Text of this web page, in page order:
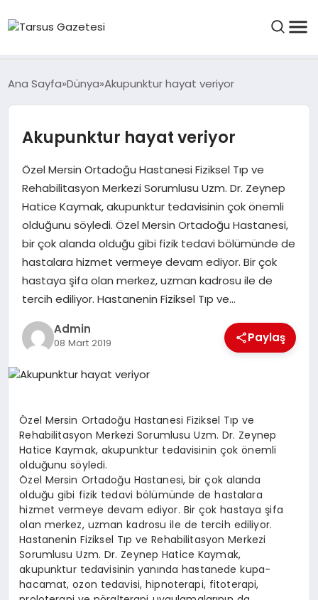
GENEL
ASAYIŞ
DÜNYA
SIYASET
EKONOMI
MERSIN
EĞITIM
İLETIŞIM
Ana Sayfa Dünya Akupunktur hayat veriyor
Akupunktur hayat veriyor
Özel Mersin Ortadoğu Hastanesi Fiziksel Tıp ve
Rehabilitasyon Merkezi Sorumlusu Uzm. Dr. Zeynep
Hatice Kaymak, akupunktur tedavisinin çok önemli
olduğunu söyledi. Özel Mersin Ortadoğu Hastanesi,
bir çok alanda olduğu gibi fizik tedavi bölümünde de
hastalara hizmet vermeye devam ediyor. Bir çok
hastaya şifa olan merkez, uzman kadrosu ile de
tercih ediliyor. Hastanenin Fiziksel Tıp ve…
Admin
08 Mart 2019 Paylaş
Özel Mersin Ortadoğu Hastanesi Fiziksel Tıp ve
Rehabilitasyon Merkezi Sorumlusu Uzm. Dr. Zeynep
Hatice Kaymak, akupunktur tedavisinin çok önemli
olduğunu söyledi.
Özel Mersin Ortadoğu Hastanesi, bir çok alanda
olduğu gibi fizik tedavi bölümünde de hastalara
hizmet vermeye devam ediyor. Bir çok hastaya şifa
olan merkez, uzman kadrosu ile de tercih ediliyor.
Hastanenin Fiziksel Tıp ve Rehabilitasyon Merkezi
Sorumlusu Uzm. Dr. Zeynep Hatice Kaymak,
akupunktur tedavisinin yanında hastanede kupa-
hacamat, ozon tedavisi, hipnoterapi, fitoterapi,